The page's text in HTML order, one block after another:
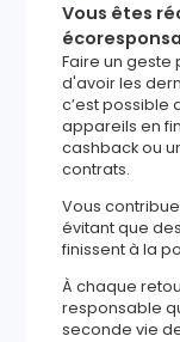
Vous êtes
Faire un geste
d'avoir les
c’est possible
appareils en
cashback ou
contrats.
Vous
évitant que
finissent à la
À chaque
responsable
seconde vie